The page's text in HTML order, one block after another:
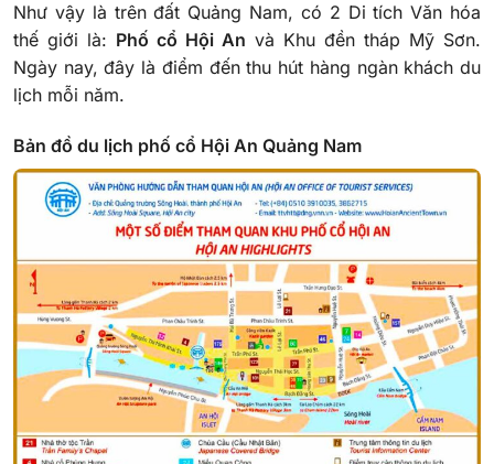
Như vậy là trên đất Quảng Nam, có 2 Di tích Văn hóa
thế giới là: Phố cổ Hội An và Khu đền tháp Mỹ Sơn.
Ngày nay, đây là điểm đến thu hút hàng ngàn khách du
lịch mỗi năm.
Bản đồ du lịch phố cổ Hội An Quảng Nam